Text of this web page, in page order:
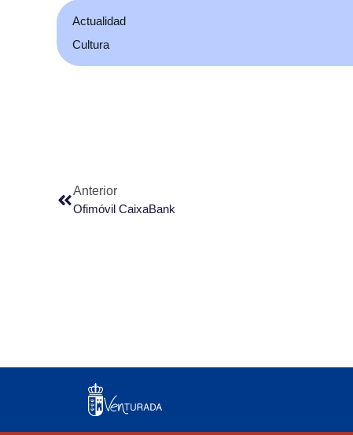
Actualidad
Cultura
Anterior
Ofimóvil CaixaBank